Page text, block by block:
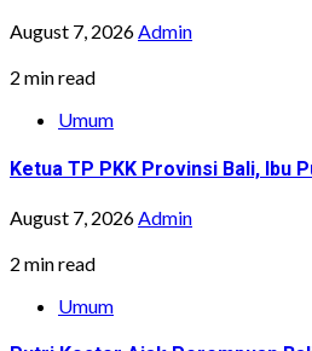
August 7, 2026Admin
2 min read
Umum
Ketua TP PKK Provinsi Bali, Ibu
August 7, 2026Admin
2 min read
Umum